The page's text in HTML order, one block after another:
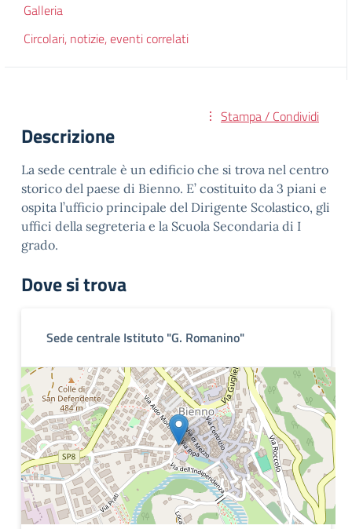
Galleria
Circolari, notizie, eventi correlati
Stampa / Condividi
Descrizione
La sede centrale è un edificio che si trova nel centro
storico del paese di Bienno. E’ costituito da 3 piani e
ospita l’ufficio principale del Dirigente Scolastico, gli
uffici della segreteria e la Scuola Secondaria di I
grado.
Dove si trova
Sede centrale Istituto "G. Romanino"